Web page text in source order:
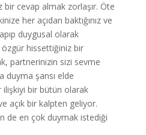
bir cevap almak zorlaşır. Öte
her açıdan baktığınız ve
duygusal olarak
hissettiğiniz bir
partnerinizin sizi sevme
duyma şansı elde
ilişkiyi bir bütün olarak
açık bir kalpten geliyor.
de en çok duymak istediği